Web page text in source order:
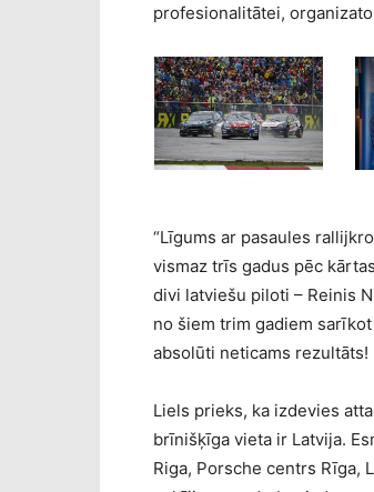
profesionalitātei,
“Līgums ar pasaules
vismaz trīs gadus pēc
divi latviešu piloti – Reinis
no šiem trim gadiem
absolūti neticams rezultāts!
Liels prieks, ka izdevies
brīnišķīga vieta ir Latvija.
Riga, Porsche centrs Rīga,